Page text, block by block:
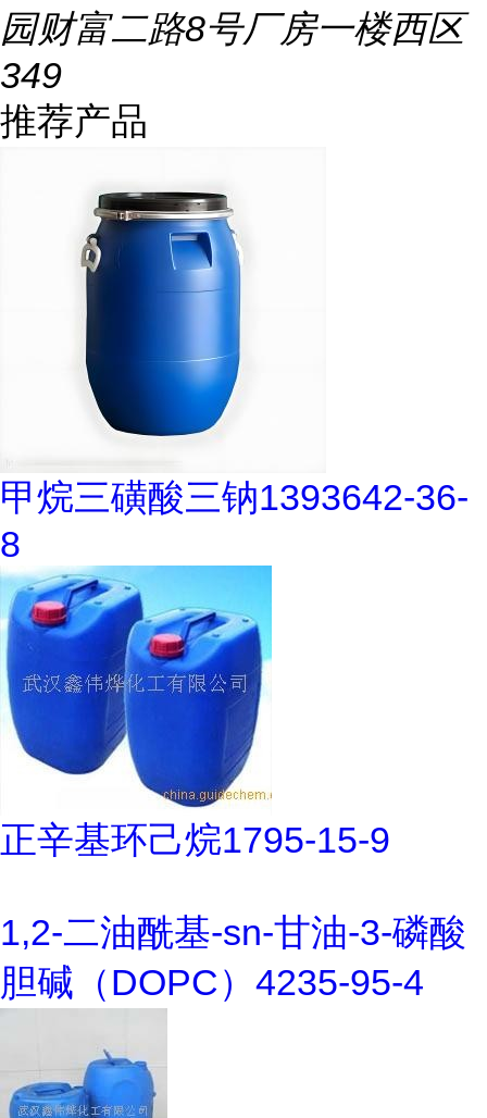
园财富二路8号厂房一楼西区
349
推荐产品
甲烷三磺酸三钠1393642-36-
8
正辛基环己烷1795-15-9
1,2-二油酰基-sn-甘油-3-磷酸
胆碱（DOPC）4235-95-4